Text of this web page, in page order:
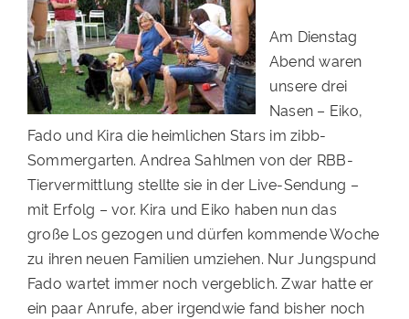
PATENSCHAFTEN
HELFER WERDEN
RATGEBER
Am Dienstag
Abend waren
unsere drei
Nasen – Eiko,
Fado und Kira die heimlichen Stars im zibb-
Sommergarten. Andrea Sahlmen von der RBB-
Tiervermittlung stellte sie in der Live-Sendung –
mit Erfolg – vor. Kira und Eiko haben nun das
große Los gezogen und dürfen kommende Woche
zu ihren neuen Familien umziehen. Nur Jungspund
Fado wartet immer noch vergeblich. Zwar hatte er
ein paar Anrufe, aber irgendwie fand bisher noch